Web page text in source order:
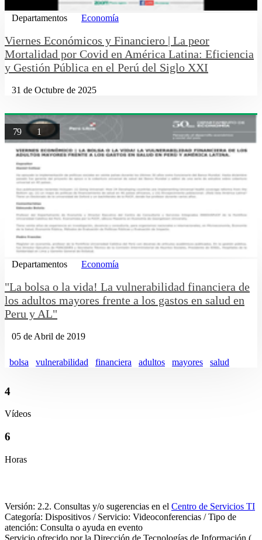
Departamentos Economía
Viernes Económicos y Financiero | La peor
Mortalidad por Covid en América Latina: Eficiencia
y Gestión Pública en el Perú del Siglo XXI
31 de Octubre de 2025
79 1
Departamentos Economía
"La bolsa o la vida! La vulnerabilidad financiera de
los adultos mayores frente a los gastos en salud en
Peru y AL"
05 de Abril de 2019
bolsa vulnerabilidad financiera adultos mayores salud
4
Vídeos
6
Horas
Versión: 2.2. Consultas y/o sugerencias en el Centro de Servicios TI
Categoría: Dispositivos / Servicio: Videoconferencias / Tipo de
atención: Consulta o ayuda en evento
Servicio ofrecido por la Dirección de Tecnologías de Información (